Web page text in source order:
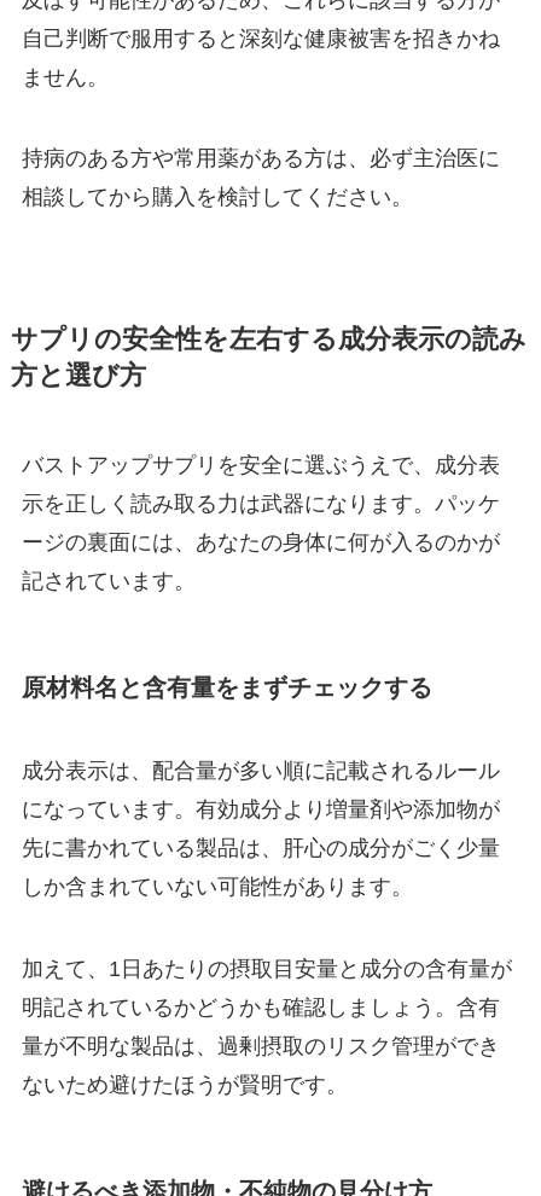
自己判断で服用すると深刻な健康被害を招きかね
ません。
持病のある方や常用薬がある方は、必ず主治医に
相談してから購入を検討してください。
サプリの安全性を左右する成分表示の読み
方と選び方
バストアップサプリを安全に選ぶうえで、成分表
示を正しく読み取る力は武器になります。パッケ
ージの裏面には、あなたの身体に何が入るのかが
記されています。
原材料名と含有量をまずチェックする
成分表示は、配合量が多い順に記載されるルール
になっています。有効成分より増量剤や添加物が
先に書かれている製品は、肝心の成分がごく少量
しか含まれていない可能性があります。
加えて、1日あたりの摂取目安量と成分の含有量が
明記されているかどうかも確認しましょう。含有
量が不明な製品は、過剰摂取のリスク管理ができ
ないため避けたほうが賢明です。